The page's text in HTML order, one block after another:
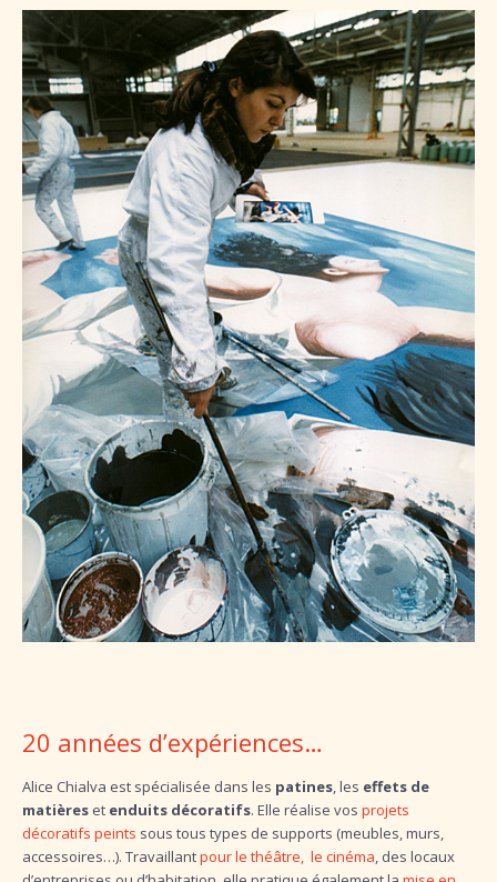
20 années d’expériences…
Alice Chialva est spécialisée dans les patines, les effets de
matières et enduits décoratifs. Elle réalise vos projets
décoratifs peints sous tous types de supports (meubles, murs,
accessoires…). Travaillantpour le théâtre, le cinéma, des locaux